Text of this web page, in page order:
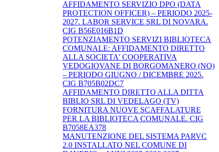
AFFIDAMENTO SERVIZIO DPO (DATA
PROTECTION OFFICER) – PERIODO 2025-
2027. LABOR SERVICE SRL DI NOVARA.
CIG B56E016B1D
POTENZIAMENTO SERVIZI BIBLIOTECA
COMUNALE: AFFIDAMENTO DIRETTO
ALLA SOCIETA' COOPERATIVA
VEDOGIOVANE DI BORGOMANERO (NO)
– PERIODO GIUGNO / DICEMBRE 2025.
CIG B705B02DC7
AFFIDAMENTO DIRETTO ALLA DITTA
BIBLIO SRL DI VEDELAGO (TV)
FORNITURA NUOVE SCAFFALATURE
PER LA BIBLIOTECA COMUNALE. CIG
B7058EA378
MANUTENZIONE DEL SISTEMA PARVC
2.0 INSTALLATO NEL COMUNE DI